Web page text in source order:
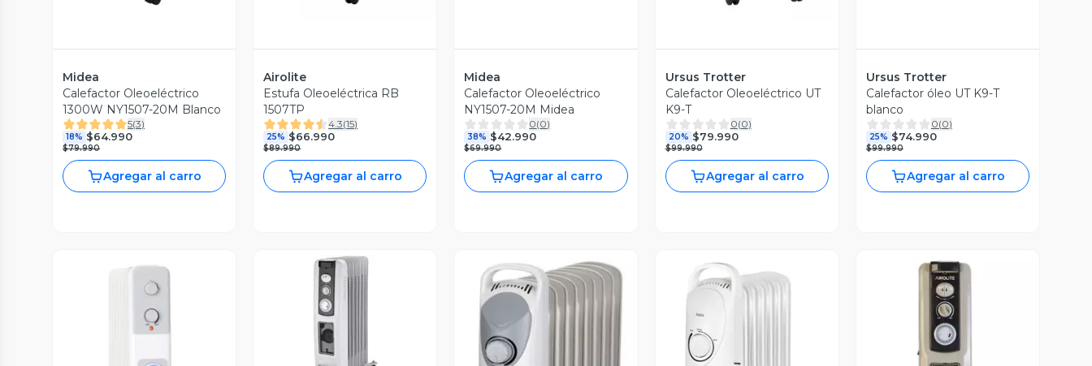
Midea
Calefactor Oleoeléctrico
1300W NY1507-20M Blanco
5(3)
18% $64.990
$79.990
Agregar al carro
Airolite
Estufa Oleoeléctrica RB
1507TP
4.3(15)
25% $66.990
$89.990
Agregar al carro
Midea
Calefactor Oleoeléctrico
NY1507-20M Midea
0(0)
38% $42.990
$69.990
Agregar al carro
Ursus Trotter
Calefactor Oleoeléctrico UT
K9-T
0(0)
20% $79.990
$99.990
Agregar al carro
Ursus Trotter
Calefactor óleo UT K9-T
blanco
0(0)
25% $74.990
$99.990
Agregar al carro
Vista Previa